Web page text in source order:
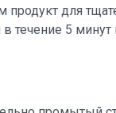
продукт для
течение 5 минут